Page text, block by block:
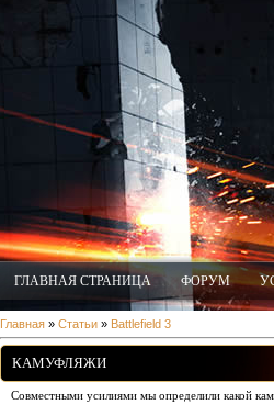
ГЛАВНАЯ СТРАНИЦА ФОРУМ
Главная » Статьи » Battlefield 3
КАМУФЛЯЖИ
Совместными усилиями мы определили какой